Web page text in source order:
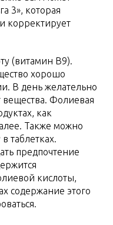
3», которая
корректирует
(витамин B9).
хорошо
В день желательно
вещества. Фолиевая
как
Также можно
таблетках.
предпочтение
кислоты,
содержание этого